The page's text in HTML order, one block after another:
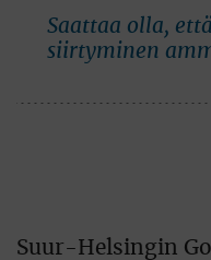
Saattaa olla,
siirtyminen
Suur-Helsingin